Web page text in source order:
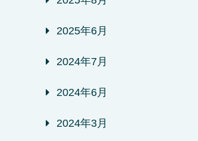
2025年6月
2024年7月
2024年6月
2024年3月